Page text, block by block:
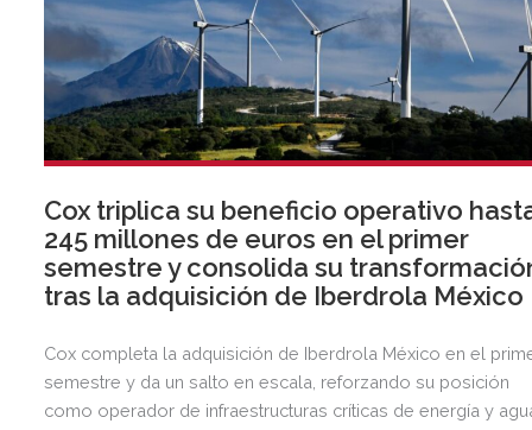
Cox triplica su beneficio operativo
245 millones de euros en el primer
semestre y consolida su
tras la adquisición de Iberdrola México
Cox completa la adquisición de Iberdrola México en el
semestre y da un salto en escala, reforzando su posición
como operador de infraestructuras críticas de energía y